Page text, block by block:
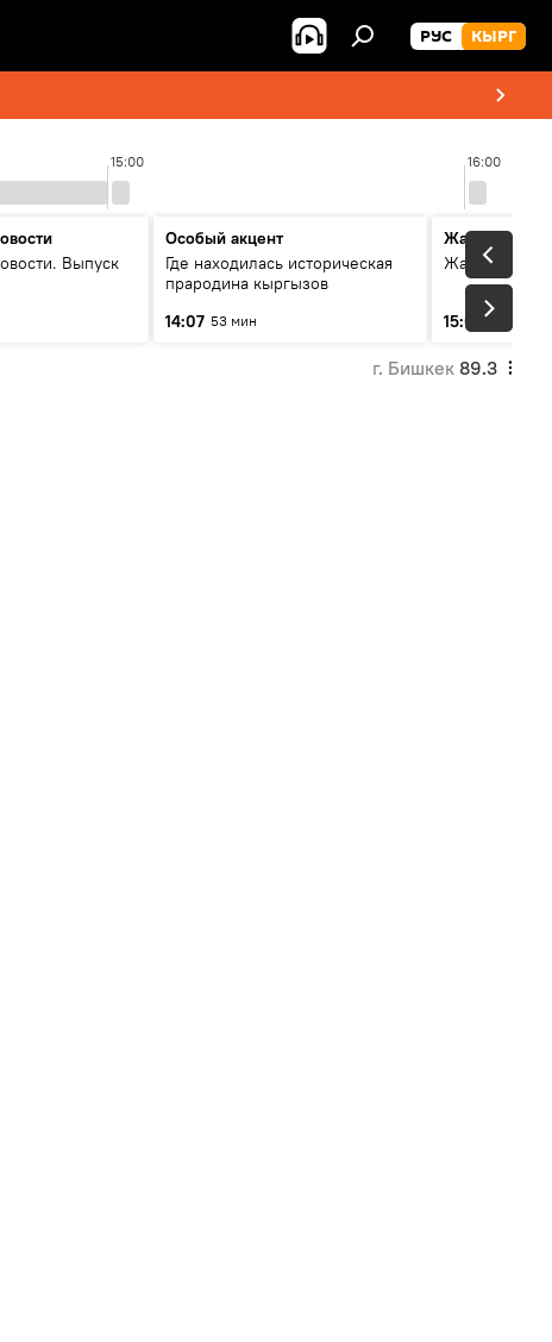
РУС КЫРГ
15:00 16:00
Выпуск
Особый акцент
Где находилась историческая
прародина кыргызов
14:07 53 мин
Жаңылыктар
15:01 3 мин
г. Бишкек 89.3